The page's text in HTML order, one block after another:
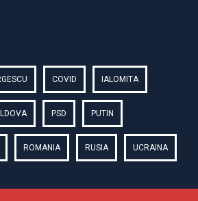
COVID IALOMITA
PSD PUTIN
ROMANIA RUSIA UCRAINA